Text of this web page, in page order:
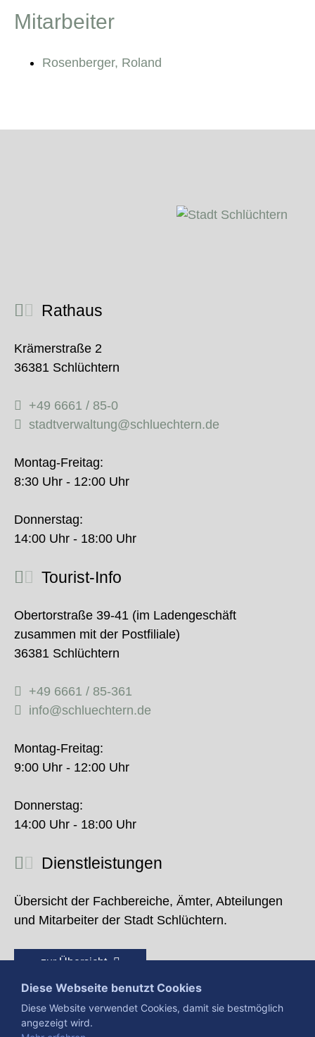
Mitarbeiter
Rosenberger, Roland
Rathaus
Krämerstraße 2
36381 Schlüchtern
+49 6661 / 85-0
stadtverwaltung@schluechtern.de
Montag-Freitag:
8:30 Uhr - 12:00 Uhr
Donnerstag:
14:00 Uhr - 18:00 Uhr
Tourist-Info
Obertorstraße 39-41 (im Ladengeschäft
zusammen mit der Postfiliale)
36381 Schlüchtern
+49 6661 / 85-361
info@schluechtern.de
Montag-Freitag:
9:00 Uhr - 12:00 Uhr
Donnerstag:
14:00 Uhr - 18:00 Uhr
Dienstleistungen
Übersicht der Fachbereiche, Ämter, Abteilungen
und Mitarbeiter der Stadt Schlüchtern.
zur Übersicht
Diese Webseite benutzt Cookies
Diese Website verwendet Cookies, damit sie bestmöglich
angezeigt wird.